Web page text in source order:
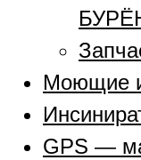
Моющие
GPS —